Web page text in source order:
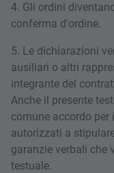
4. Gli ordini
conferma d'ordine.
5. Le dichiarazioni
ausiliari o altri
integrante del
Anche il presente
comune accordo
autorizzati a
garanzie verbali che
testuale.